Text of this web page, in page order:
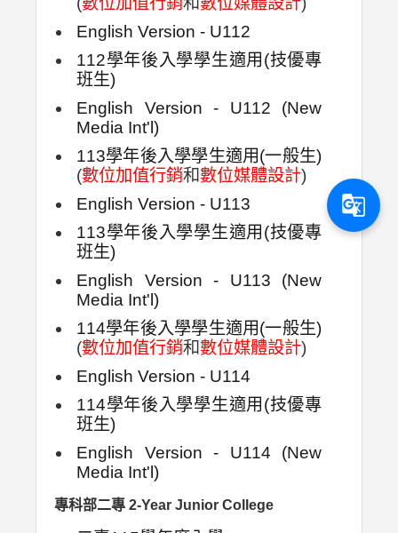
English Version - U112
112學年後入學學生適用(技優專
班生)
English Version - U112 (New
Media Int'l)
113學年後入學學生適用(一般生)
(數位加值行銷和數位媒體設計)
English Version - U113
113學年後入學學生適用(技優專
班生)
English Version - U113 (New
Media Int'l)
114學年後入學學生適用(一般生)
(數位加值行銷和數位媒體設計)
English Version - U114
114學年後入學學生適用(技優專
班生)
English Version - U114 (New
Media Int'l)
專科部二專 2-Year Junior College
g_translate